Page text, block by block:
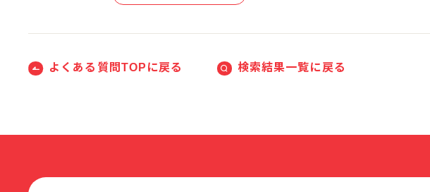
よくある質問TOPに戻る 検索結果一覧に戻る